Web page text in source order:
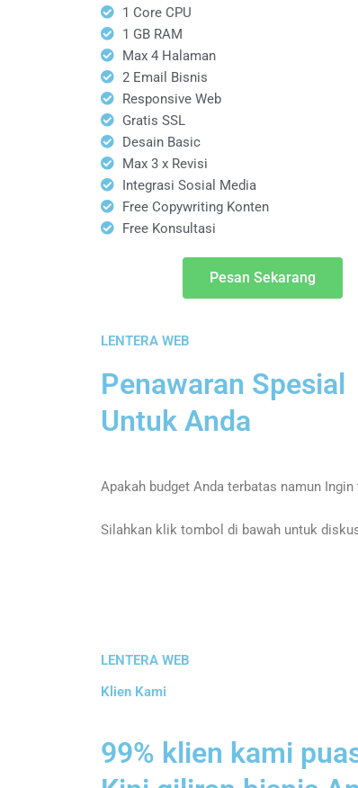
1 Core CPU
1 GB RAM
Max 4 Halaman
2 Email Bisnis
Responsive Web
Gratis SSL
Desain Basic
Max 3 x Revisi
Integrasi Sosial Media
Free Copywriting Konten
Free Konsultasi
Pesan Sekarang
LENTERA WEB
Penawaran Spesial
Untuk Anda
Apakah budget Anda terbatas namun
Silahkan klik tombol di bawah untuk
LENTERA WEB
Klien Kami
99% klien kami